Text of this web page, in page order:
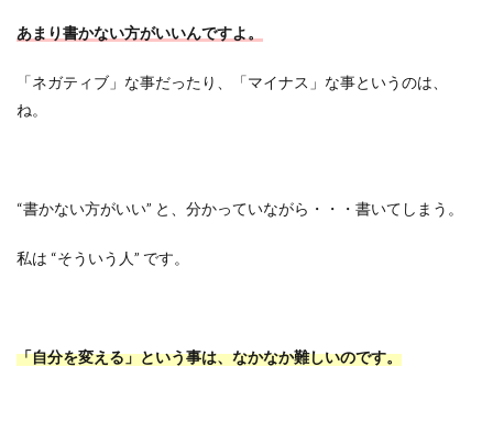
あまり書かない方がいいんですよ。
「ネガティブ」な事だったり、「マイナス」な事というのは、
ね。
“書かない方がいい” と、分かっていながら・・・書いてしまう。
私は “そういう人” です。
「自分を変える」という事は、なかなか難しいのです。